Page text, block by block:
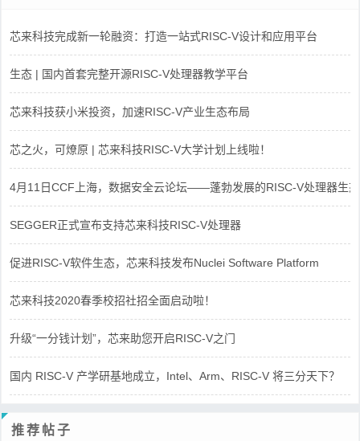
芯来科技完成新一轮融资：打造一站式RISC-V设计和应用平台
生态 | 国内首套完整开源RISC-V处理器教学平台
芯来科技获小米投资，加速RISC-V产业生态布局
芯之火，可燎原 | 芯来科技RISC-V大学计划上线啦！
4月11日CCF上海，数据安全云论坛——蓬勃发展的RISC-V处理器生态
SEGGER正式宣布支持芯来科技RISC-V处理器
促进RISC-V软件生态，芯来科技发布Nuclei Software Platform
芯来科技2020春季校招社招全面启动啦！
升级“一分钱计划”，芯来助您开启RISC-V之门
国内 RISC-V 产学研基地成立，Intel、Arm、RISC-V 将三分天下？
推荐帖子